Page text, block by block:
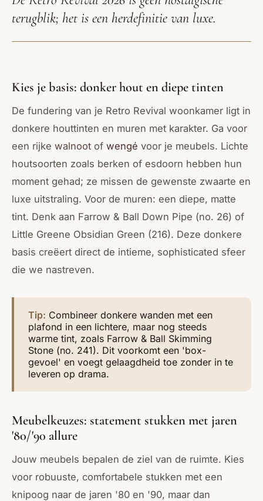
terugblik; het is een herdefinitie van luxe.
Kies je basis: donker hout en diepe tinten
De fundering van je Retro Revival woonkamer ligt in
donkere houttinten en muren met karakter. Ga voor
een rijke walnoot of wengé voor je meubels. Lichte
houtsoorten zoals berken of esdoorn hebben hun
moment gehad; ze missen de gewenste zwaarte en
luxe uitstraling. Voor de muren: een diepe, matte
tint. Denk aan Farrow & Ball Down Pipe (no. 26) of
Little Greene Obsidian Green (216). Deze donkere
basis creëert direct de intieme, sophisticated sfeer
die we nastreven.
Tip: Combineer donkere wanden met een
plafond in een lichtere, maar nog steeds
warme tint, zoals Farrow & Ball Skimming
Stone (no. 241). Dit voorkomt een 'box-
gevoel' en voegt gelaagdheid toe zonder in te
leveren op drama.
Meubelkeuzes: statement stukken met jaren
'80/'90 allure
Jouw meubels bepalen de ziel van de ruimte. Kies
voor robuuste, comfortabele stukken met een
knipoog naar de jaren '80 en '90, maar dan